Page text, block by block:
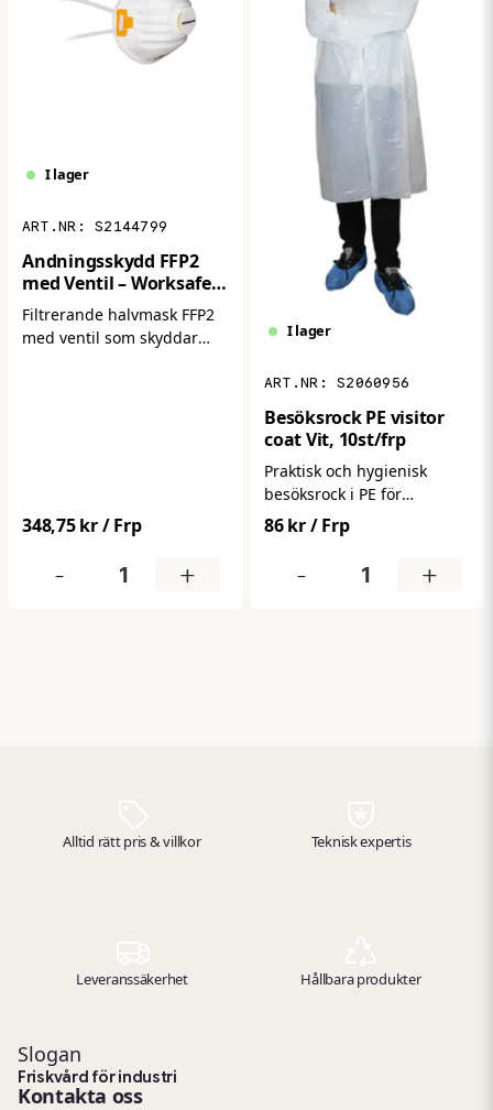
Doppning: Heldoppad
Krage: Ja, förstärkt
Egenskaper: Vattentät, oljeresistent,
Förpackning: 12 par/förp, 120 par/kartong
Standard: EN ISO 21420:2020, Kategori I
Art.nr:N-465
exempelvis bygg‑ och
verkstadsmiljöer.
I lager
S2144799
Andningsskydd FFP2
med Ventil – Worksafe
W21V (15-pack)
Filtrerande halvmask FFP2
med ventil som skyddar
348,75 kr/ Frp
- +
I lager
S2060956
Besöksrock PE visitor
coat Vit, 10st/frp
Praktisk och hygienisk
besöksrock i PE för
engångsbruk. Skyddar
effektivt kläder mot smuts,
vätska och partiklar i
känsliga miljöer. Lätt,
86 kr/ Frp
- +
Alltid rätt pris & villkor Teknisk expertis
Leveranssäkerhet Hållbara produkter
Slogan
Friskvård för industri
Kontakta oss